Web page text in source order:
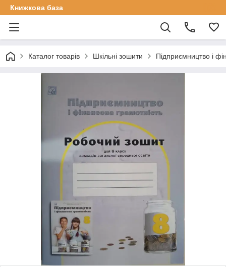
Книжкова база
Каталог товарів Шкільні зошити Підприємництво і